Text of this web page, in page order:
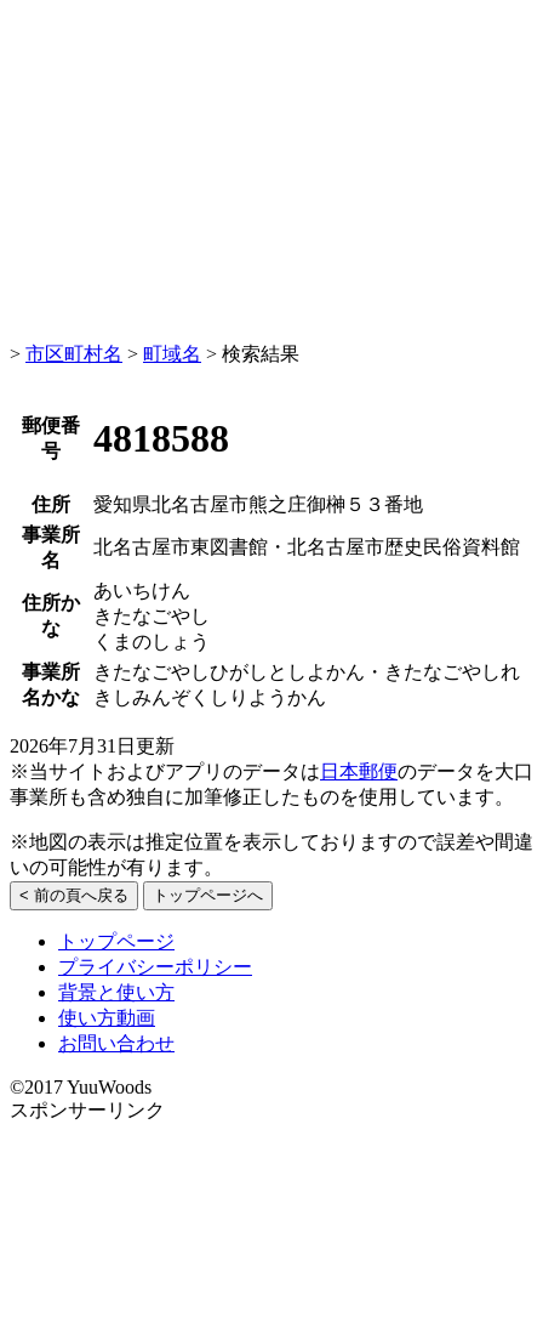
> 市区町村名 > 町域名 > 検索結果
郵便番
号
4818588
住所
愛知県北名古屋市熊之庄御榊５３番地
事業所
名
北名古屋市東図書館・北名古屋市歴史民俗資料館
住所か
な
あいちけん
きたなごやし
くまのしょう
事業所
名かな
きたなごやしひがしとしよかん・きたなごやしれ
きしみんぞくしりようかん
2026年7月31日更新
※当サイトおよびアプリのデータは 日本郵便のデータを大口
事業所も含め独自に加筆修正したものを使用しています。
※地図の表示は推定位置を表示しておりますので誤差や間違
いの可能性が有ります。
< 前の頁へ戻る トップページへ
トップページ
プライバシーポリシー
背景と使い方
使い方動画
お問い合わせ
©2017 YuuWoods
スポンサーリンク